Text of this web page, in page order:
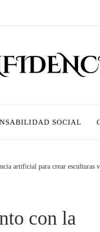
SOCIAL
artificial para crear esculturas
con la